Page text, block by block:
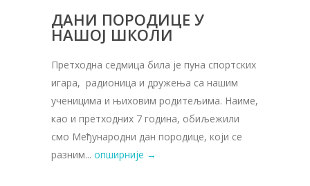
ДАНИ ПОРОДИЦЕ У
НАШОЈ ШКОЛИ
Претходна седмица била је пуна спортских
игара, радионица и дружења са нашим
ученицима и њиховим родитељима. Наиме,
као и претходних 7 година, обиљежили
смо Међународни дан породице, који се
разним... опширније →